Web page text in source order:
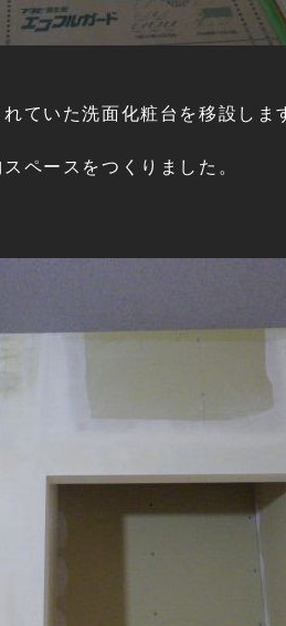
ていた洗面化粧台を移設し
ペースをつくりました。